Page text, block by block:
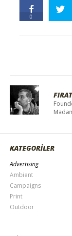
0
KATEGORİLER
Advertising
Ambient
Campaigns
Print
Outdoor